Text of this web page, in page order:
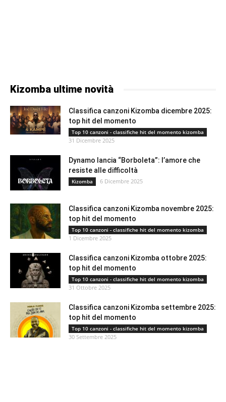
Kizomba ultime novità
Classifica canzoni Kizomba dicembre 2025:
top hit del momento
Top 10 canzoni - classifiche hit del momento kizomba
31 Dicembre 2025
Dynamo lancia “Borboleta”: l’amore che
resiste alle difficoltà
Kizomba 6 Dicembre 2025
Classifica canzoni Kizomba novembre 2025:
top hit del momento
Top 10 canzoni - classifiche hit del momento kizomba
1 Dicembre 2025
Classifica canzoni Kizomba ottobre 2025:
top hit del momento
Top 10 canzoni - classifiche hit del momento kizomba
31 Ottobre 2025
Classifica canzoni Kizomba settembre 2025:
top hit del momento
Top 10 canzoni - classifiche hit del momento kizomba
30 Settembre 2025